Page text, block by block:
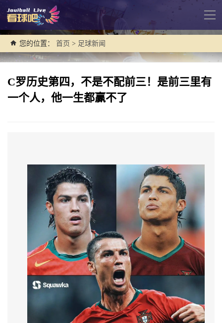
导
您的位置： 首页 > 足球新闻
C罗历史第四，不是不配前三！是前三里有
一个人，他一生都赢不了